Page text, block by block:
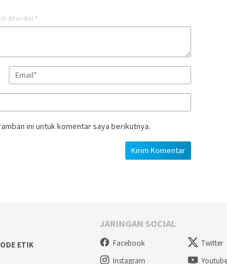
ditandai *
ini untuk komentar saya berikutnya.
ETIK
JARINGAN SOCIAL
Facebook Twitter
Instagram
Youtube